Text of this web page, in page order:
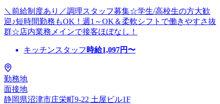
＼前給制度あり／調理スタッフ募集☆学生/高校生の方大歓
迎♪短時間勤務もOK！週1～OK＆柔軟シフトで働きやすさ抜
群☆店内業務メインで接客ほぼなし！
キッチンスタッフ 時給1,097円〜
勤務地
面接地
静岡県沼津市庄栄町9-22 土屋ビル1F